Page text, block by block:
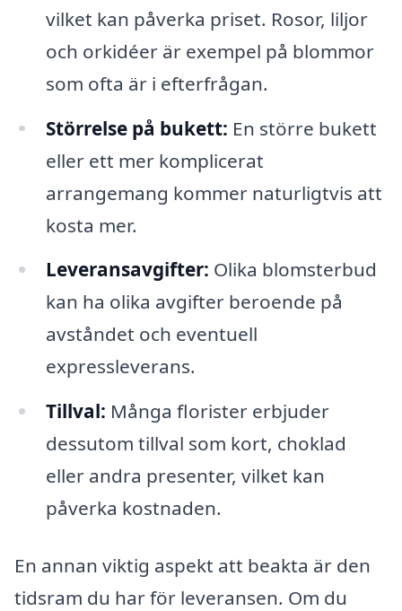
vilket kan påverka priset. Rosor, liljor
och orkidéer är exempel på blommor
som ofta är i efterfrågan.
Störrelse på bukett: En större bukett
eller ett mer komplicerat
arrangemang kommer naturligtvis att
kosta mer.
Leveransavgifter: Olika blomsterbud
kan ha olika avgifter beroende på
avståndet och eventuell
expressleverans.
Tillval: Många florister erbjuder
dessutom tillval som kort, choklad
eller andra presenter, vilket kan
påverka kostnaden.
En annan viktig aspekt att beakta är den
tidsram du har för leveransen. Om du